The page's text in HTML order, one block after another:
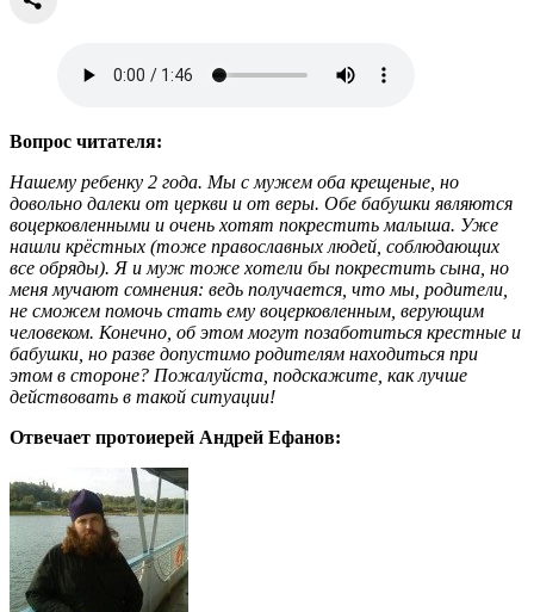
Вопрос читателя:
Нашему ребенку 2 года. Мы с мужем оба крещеные, но
довольно далеки от церкви и от веры. Обе бабушки являются
воцерковленными и очень хотят покрестить малыша. Уже
нашли крёстных (тоже православных людей, соблюдающих
все обряды). Я и муж тоже хотели бы покрестить сына, но
меня мучают сомнения: ведь получается, что мы, родители,
не сможем помочь стать ему воцерковленным, верующим
человеком. Конечно, об этом могут позаботиться крестные и
бабушки, но разве допустимо родителям находиться при
этом в стороне? Пожалуйста, подскажите, как лучше
действовать в такой ситуации!
Отвечает протоиерей Андрей Ефанов: